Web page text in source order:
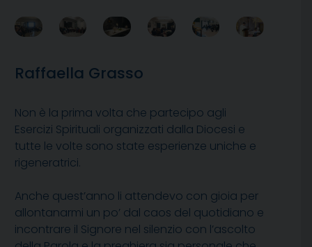
Raffaella Grasso
Non è la prima volta che partecipo agli
Esercizi Spirituali organizzati dalla Diocesi e
tutte le volte sono state esperienze uniche e
rigeneratrici.
Anche quest’anno li attendevo con gioia per
allontanarmi un po’ dal caos del quotidiano e
incontrare il Signore nel silenzio con l’ascolto